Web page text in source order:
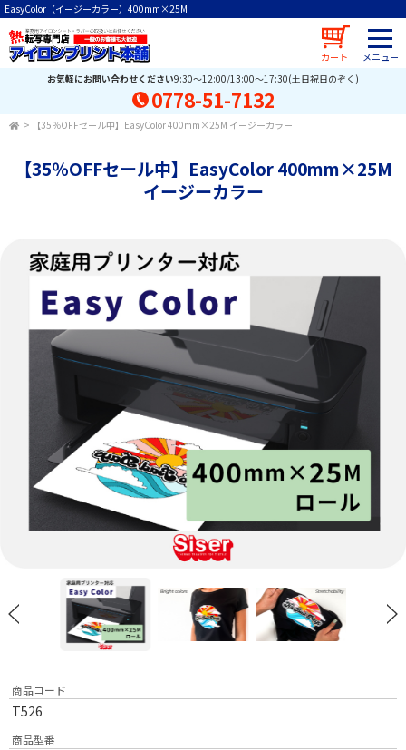
EasyColor（イージーカラー）400mm×25M
カート
お気軽にお問い合わせください9:30～12:00/13:00～17:30(土日祝日のぞく)
0778-51-7132
> 【35％OFFセール中】EasyColor 400mm×25M イージーカラー
【35％OFFセール中】EasyColor 400mm×25M
イージーカラー
商品コード
T526
商品型番